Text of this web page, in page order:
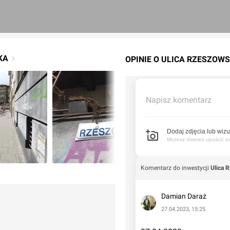
OPINIE O ULICA
Napisz komentarz
Dodaj zdjęcia lub
Możesz również upuścić
Komentarz do inwestycji Ulica
Damian Daraż
27.04.2023, 15:25